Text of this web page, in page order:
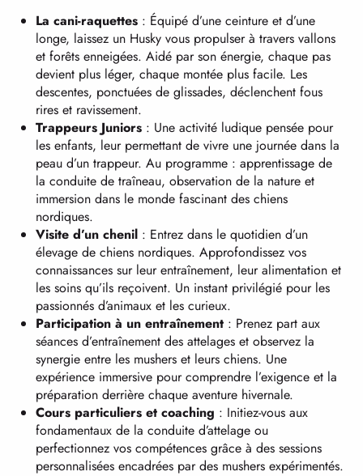
La cani-raquettes : Équipé d’une ceinture et d’une
longe, laissez un Husky vous propulser à travers vallons
et forêts enneigées. Aidé par son énergie, chaque pas
devient plus léger, chaque montée plus facile. Les
descentes, ponctuées de glissades, déclenchent fous
rires et ravissement.
Trappeurs Juniors : Une activité ludique pensée pour
les enfants, leur permettant de vivre une journée dans la
peau d’un trappeur. Au programme : apprentissage de
la conduite de traîneau, observation de la nature et
immersion dans le monde fascinant des chiens
nordiques.
Visite d’un chenil : Entrez dans le quotidien d’un
élevage de chiens nordiques. Approfondissez vos
connaissances sur leur entraînement, leur alimentation et
les soins qu’ils reçoivent. Un instant privilégié pour les
passionnés d’animaux et les curieux.
Participation à un entraînement : Prenez part aux
séances d’entraînement des attelages et observez la
synergie entre les mushers et leurs chiens. Une
expérience immersive pour comprendre l’exigence et la
préparation derrière chaque aventure hivernale.
Cours particuliers et coaching : Initiez-vous aux
fondamentaux de la conduite d’attelage ou
perfectionnez vos compétences grâce à des sessions
personnalisées encadrées par des mushers expérimentés.